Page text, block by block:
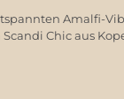
Amalfi-
Chic aus